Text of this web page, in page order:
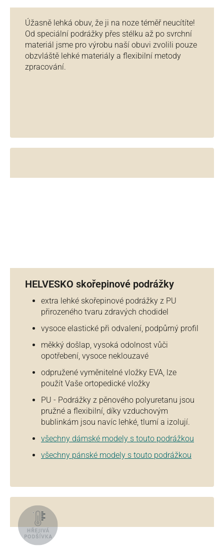
Úžasně lehká obuv, že ji na noze téměř neucítíte!
Od speciální podrážky přes stélku až po svrchní
materiál jsme pro výrobu naší obuvi zvolili pouze
obzvláště lehké materiály a flexibilní metody
zpracování.
HELVESKO skořepinové podrážky
extra lehké skořepinové podrážky z PU
přirozeného tvaru zdravých chodidel
vysoce elastické při odvalení, podpůrný profil
měkký došlap, vysoká odolnost vůči
opotřebení, vysoce neklouzavé
odpružené vyměnitelné vložky EVA, lze
použít Vaše ortopedické vložky
PU - Podrážky z pěnového polyuretanu jsou
pružné a flexibilní, díky vzduchovým
bublinkám jsou navíc lehké, tlumí a izolují.
všechny dámské modely s touto podrážkou
všechny pánské modely s touto podrážkou